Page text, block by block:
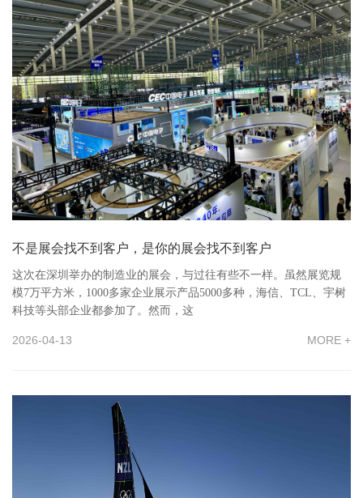
不是展会找不到客户，是你的展会找不到客户
这次在深圳举办的制造业的展会，与过往有些不一样。虽然展览规
模7万平方米，1000多家企业展示产品5000多种，海信、TCL、宇树
科技等头部企业都参加了。然而，这
2026-04-13 MORE +